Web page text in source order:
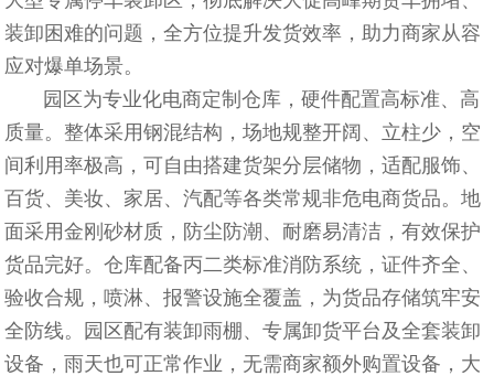
装卸困难的问题，全方位提升发货效率，助力商家从容
应对爆单场景。
园区为专业化电商定制仓库，硬件配置高标准、高
质量。整体采用钢混结构，场地规整开阔、立柱少，空
间利用率极高，可自由搭建货架分层储物，适配服饰、
百货、美妆、家居、汽配等各类常规非危电商货品。地
面采用金刚砂材质，防尘防潮、耐磨易清洁，有效保护
货品完好。仓库配备丙二类标准消防系统，证件齐全、
验收合规，喷淋、报警设施全覆盖，为货品存储筑牢安
全防线。园区配有装卸雨棚、专属卸货平台及全套装卸
设备，雨天也可正常作业，无需商家额外购置设备，大